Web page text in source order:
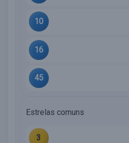
10
16
45
Estrelas comuns
3